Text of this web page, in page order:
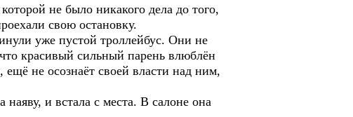
не было никакого дела до того,
свою остановку.
уже пустой троллейбус. Они не
красивый сильный парень влюблён
не осознаёт своей власти над ним,
и встала с места. В салоне она